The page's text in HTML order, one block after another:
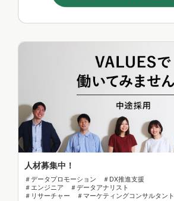
人材募集中！
＃データプロモーション ＃DX推進支援
＃エンジニア ＃データアナリスト
＃リサーチャー ＃マーケティングコンサルタント